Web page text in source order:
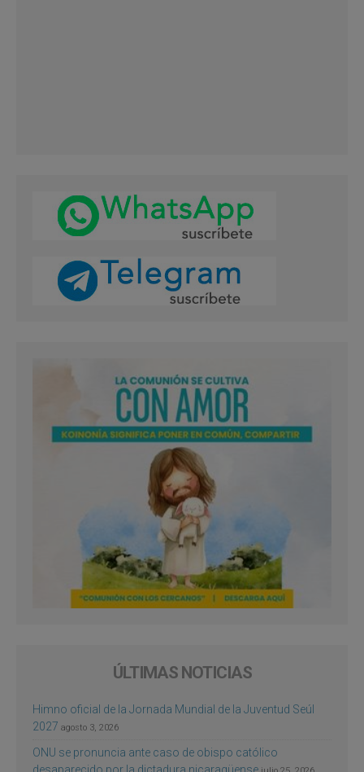
ÚLTIMAS NOTICIAS
Himno oficial de la Jornada Mundial de la Juventud Seúl
2027 agosto 3, 2026
ONU se pronuncia ante caso de obispo católico